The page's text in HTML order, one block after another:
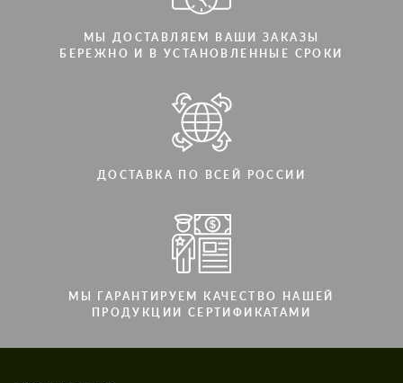
МЫ ДОСТАВЛЯЕМ ВАШИ ЗАКАЗЫ
БЕРЕЖНО И В УСТАНОВЛЕННЫЕ СРОКИ
ДОСТАВКА ПО ВСЕЙ РОССИИ
МЫ ГАРАНТИРУЕМ КАЧЕСТВО НАШЕЙ
ПРОДУКЦИИ СЕРТИФИКАТАМИ